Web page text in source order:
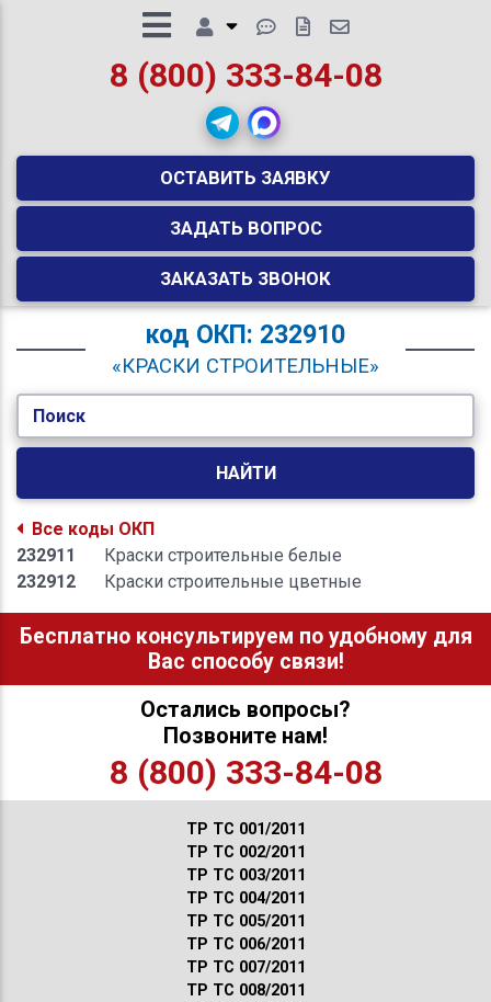
8 (800) 333-84-08
ОСТАВИТЬ ЗАЯВКУ
ЗАДАТЬ ВОПРОС
ЗАКАЗАТЬ ЗВОНОК
код ОКП: 232910
«КРАСКИ СТРОИТЕЛЬНЫЕ»
Поиск
НАЙТИ
Все коды ОКП
232911
Краски строительные белые
232912
Краски строительные цветные
Бесплатно консультируем по удобному для
Вас способу связи!
Остались вопросы?
Позвоните нам!
8 (800) 333-84-08
ТР ТС 001/2011
ТР ТС 002/2011
ТР ТС 003/2011
ТР ТС 004/2011
ТР ТС 005/2011
ТР ТС 006/2011
ТР ТС 007/2011
ТР ТС 008/2011